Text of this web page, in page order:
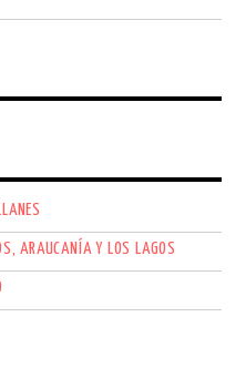
ARAUCANÍA Y LOS LAGOS